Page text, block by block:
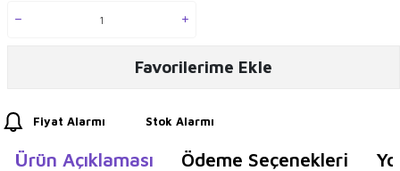
Favorilerime Ekle
Fiyat Alarmı Stok Alarmı
Ürün Açıklaması Ödeme Seçenekleri